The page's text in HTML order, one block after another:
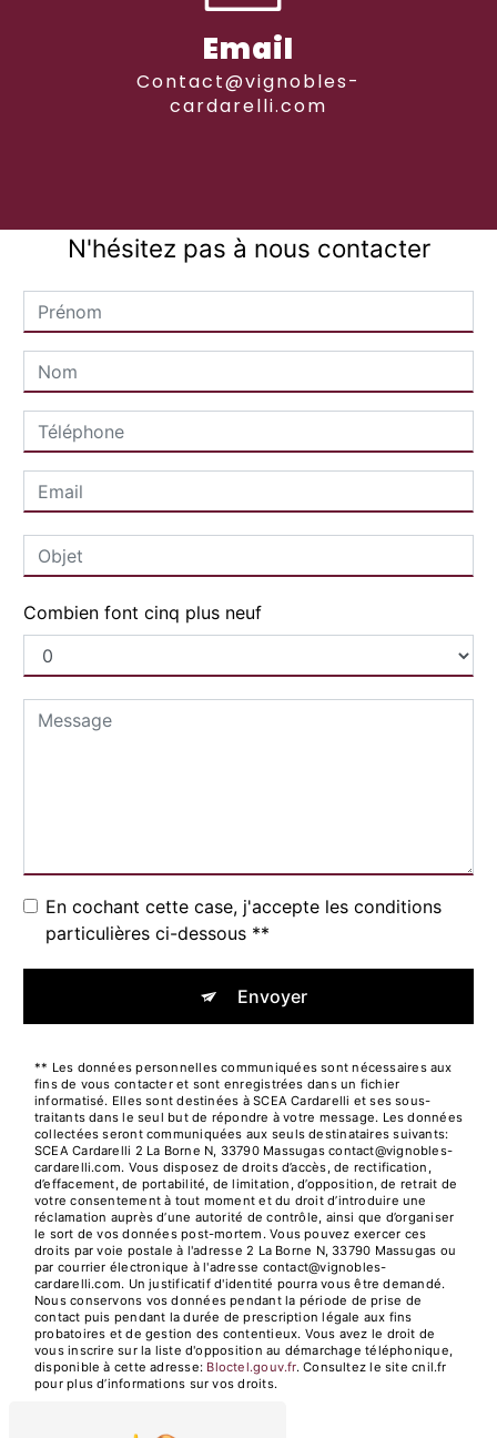
Email
contact@vignobles-
cardarelli.com
N'hésitez pas à nous contacter
Combien font cinq plus neuf
En cochant cette case, j'accepte les conditions
particulières ci-dessous **
Envoyer
** Les données personnelles communiquées sont nécessaires aux
fins de vous contacter et sont enregistrées dans un fichier
informatisé. Elles sont destinées à SCEA Cardarelli et ses sous-
traitants dans le seul but de répondre à votre message. Les données
collectées seront communiquées aux seuls destinataires suivants:
SCEA Cardarelli 2 La Borne N, 33790 Massugas contact@vignobles-
cardarelli.com. Vous disposez de droits d’accès, de rectification,
d’effacement, de portabilité, de limitation, d’opposition, de retrait de
votre consentement à tout moment et du droit d’introduire une
réclamation auprès d’une autorité de contrôle, ainsi que d’organiser
le sort de vos données post-mortem. Vous pouvez exercer ces
droits par voie postale à l'adresse 2 La Borne N, 33790 Massugas ou
par courrier électronique à l'adresse contact@vignobles-
cardarelli.com. Un justificatif d'identité pourra vous être demandé.
Nous conservons vos données pendant la période de prise de
contact puis pendant la durée de prescription légale aux fins
probatoires et de gestion des contentieux. Vous avez le droit de
vous inscrire sur la liste d'opposition au démarchage téléphonique,
disponible à cette adresse:
Bloctel.gouv.fr. Consultez le site cnil.fr
pour plus d’informations sur vos droits.